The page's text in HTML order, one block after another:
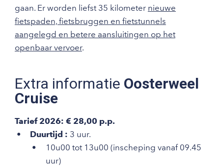
gaan. Er worden liefst 35 kilometer nieuwe
fietspaden, fietsbruggen en fietstunnels
aangelegd en betere aansluitingen op het
openbaar vervoer.
Extra informatie Oosterweel
Cruise
Tarief 2026: € 28,00 p.p.
Duurtijd : 3 uur.
10u00 tot 13u00 (inscheping vanaf 09.45
uur)